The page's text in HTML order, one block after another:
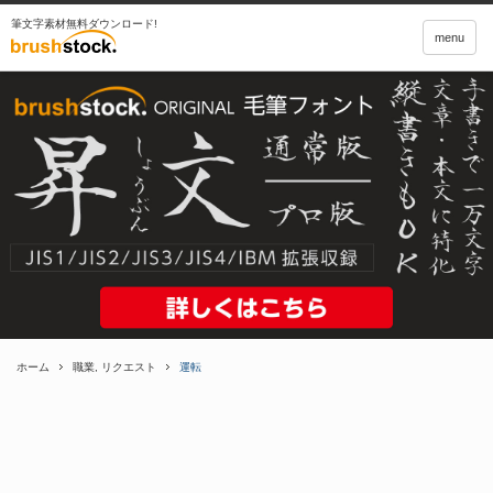
筆文字素材無料ダウンロード!
menu
ホーム 職業, リクエスト 運転